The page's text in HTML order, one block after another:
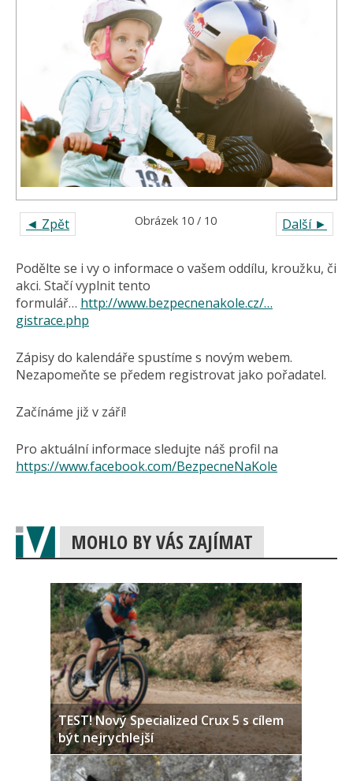
◄ Zpět Další ►
Obrázek 10 / 10
Podělte se i vy o informace o vašem oddílu, kroužku, či
akci. Stačí vyplnit tento
formulář… http://www.bezpecnenakole.cz/…
gistrace.php
Zápisy do kalendáře spustíme s novým webem.
Nezapomeňte se předem registrovat jako pořadatel.
Začínáme již v září!
Pro aktuální informace sledujte náš profil na
https://www.facebook.com/BezpecneNaKole
MOHLO BY VÁS ZAJÍMAT
TEST! Nový Specialized Crux 5 s cílem
být nejrychlejší